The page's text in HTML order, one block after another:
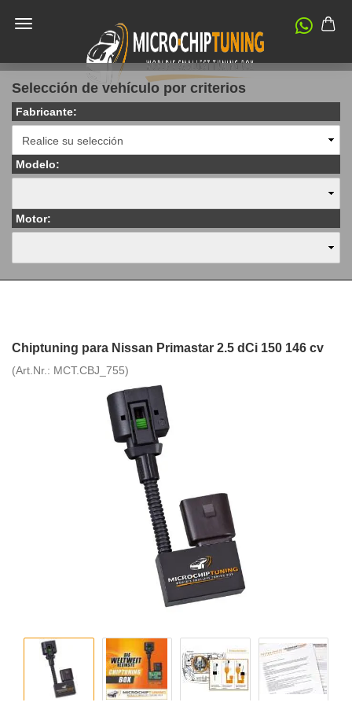
Selección de vehículo por criterios
Fabricante:
Modelo:
Motor:
Chiptuning para Nissan Primastar 2.5 dCi 150 146 cv
(Art.Nr.: MCT.CBJ_755)